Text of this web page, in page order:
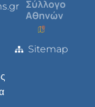
Σύλλογο
Αθηνών
Sitemap